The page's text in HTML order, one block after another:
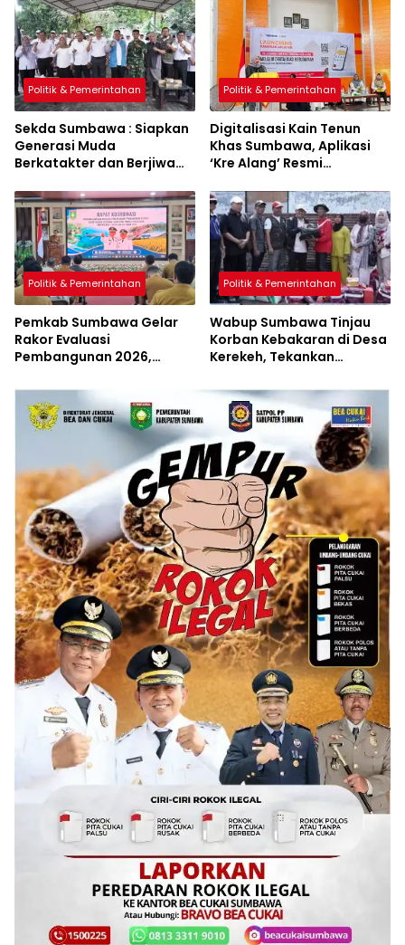
Politik & Pemerintahan
Sekda Sumbawa : Siapkan
Generasi Muda
Berkatakter dan Berjiwa
Politik & Pemerintahan
Digitalisasi Kain Tenun
Khas Sumbawa, Aplikasi
‘Kre Alang’ Resmi
Politik & Pemerintahan
Pemkab Sumbawa Gelar
Rakor Evaluasi
Pembangunan 2026,
Perubahan Resmi
Diluncurkan
Politik & Pemerintahan
Wabup Sumbawa Tinjau
Korban Kebakaran di Desa
Kerekeh, Tekankan